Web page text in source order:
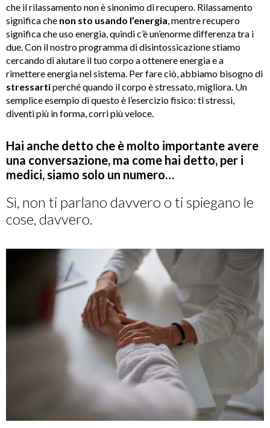
che il rilassamento non è sinonimo di recupero. Rilassamento
significa che non sto usando l’energia, mentre recupero
significa che uso energia, quindi c’è un’enorme differenza tra i
due. Con il nostro programma di disintossicazione stiamo
cercando di aiutare il tuo corpo a ottenere energia e a
rimettere energia nel sistema. Per fare ciò, abbiamo bisogno di
stressartiperché quando il corpo è stressato, migliora. Un
semplice esempio di questo è l’esercizio fisico: ti stressi,
diventi più in forma, corri più veloce.
Hai anche detto che è molto importante avere
una conversazione, ma come hai detto, per i
medici, siamo solo un numero…
Sì, non ti parlano davvero o ti spiegano le
cose, davvero.